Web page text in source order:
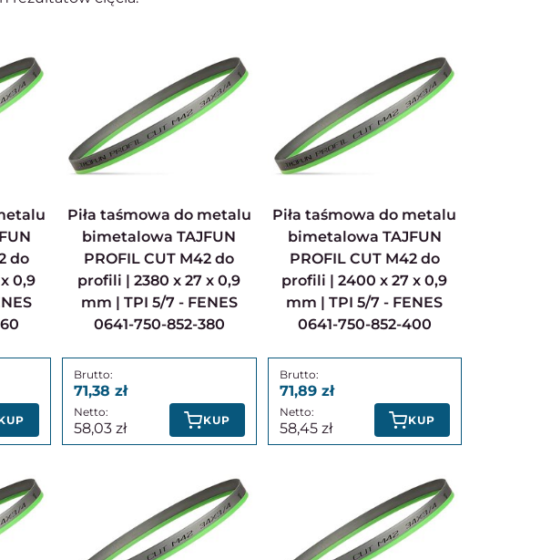
do
0,9
Piła taśmowa do metalu
bimetalowa TAJFUN
PROFIL CUT M42 do
profili | 2380 x 27 x 0,9
mm | TPI 5/7 - FENES
0641-750-852-380
71,38
58,03 KUP
Piła taśmowa do metalu
bimetalowa TAJFUN
PROFIL CUT M42 do
profili | 2400 x 27 x 0,9
mm | TPI 5/7 - FENES
0641-750-852-400
71,89
58,45 KUP